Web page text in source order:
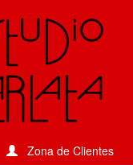
Zona de Clientes